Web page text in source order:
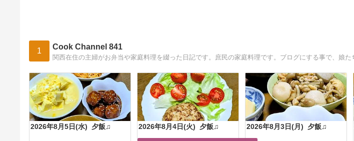
1 Cook Channel 841
2026年8月5日(水) 夕飯♫ 2026年8月4日(火) 夕飯♫ 2026年8月3日(月) 夕飯♫